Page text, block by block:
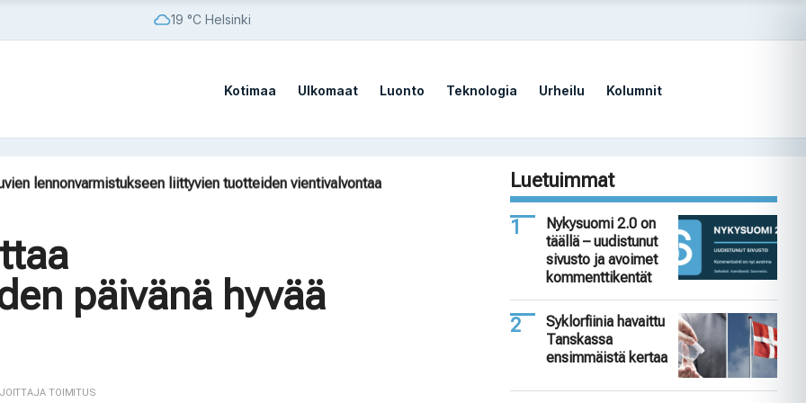
19 °C Helsinki
Kotimaa Ulkomaat Luonto Teknologia Urheilu Kolumnit
lennonvarmistukseen liittyvien tuotteiden vientivalvontaa
euron sopimuksen
ja PrSM-varastot hupenevat
Suomessa
aina ollut Euroopan tuhoaminen”
päivänä hyvää
TOIMITUS
Luetuimmat
Nykysuomi 2.0 on
täällä – uudistunut
sivusto ja avoimet
kommenttikentät
Syklorfiinia havaittu
Tanskassa
ensimmäistä kertaa